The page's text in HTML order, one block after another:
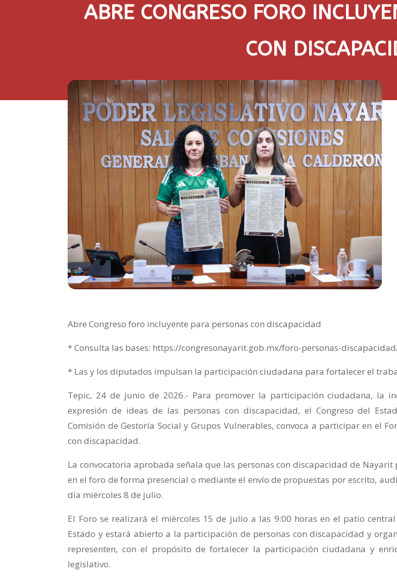
ABRE CONGRESO FORO
CON
Abre Congreso foro incluyente para personas con discapacidad
* Consulta las bases: https://congresonayarit.gob.mx/foro-personas-
* Las y los diputados impulsan la participación ciudadana para fortalecer el
Tepic, 24 de junio de 2026.- Para promover la participación ciudadana, la
expresión de ideas de las personas con discapacidad, el Congreso del
Comisión de Gestoría Social y Grupos Vulnerables, convoca a participar en el
con discapacidad.
La convocatoria aprobada señala que las personas con discapacidad de
en el foro de forma presencial o mediante el envío de propuestas por escrito,
día miércoles 8 de julio.
El Foro se realizará el miércoles 15 de julio a las 9:00 horas en el patio central
Estado y estará abierto a la participación de personas con discapacidad y
representen, con el propósito de fortalecer la participación ciudadana y
legislativo.